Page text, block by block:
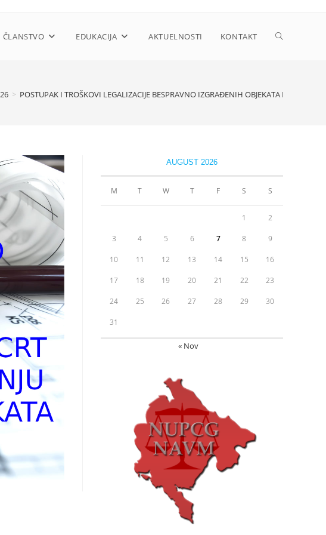
ČLANSTVO EDUKACIJA AKTUELNOSTI KONTAKT Toggle
26 > POSTUPAK I TROŠKOVI LEGALIZACIJE BESPRAVNO IZGRAĐENIH OBJEKATA I
AUGUST 2026
M T W T F S S
1 2
3 4 5 6 7 8 9
10 11 12 13 14 15 16
17 18 19 20 21 22 23
24 25 26 27 28 29 30
31
« Nov